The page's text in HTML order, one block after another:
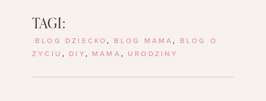
TAGI:
BLOG DZIECKO, BLOG MAMA,
BLOG O
ŻYCIU , DIY , MAMA , URODZINY